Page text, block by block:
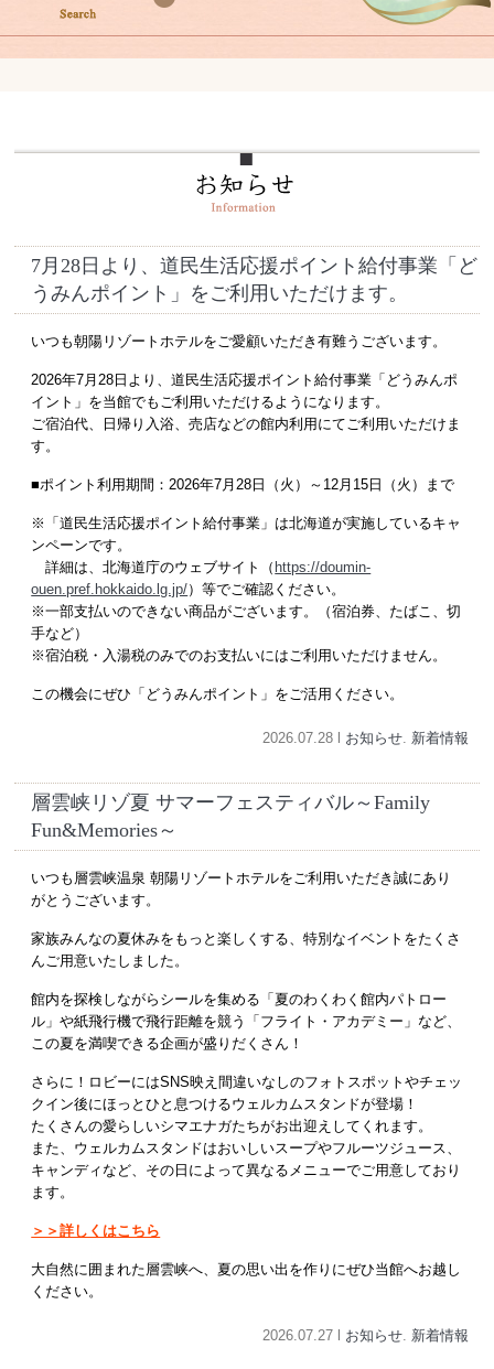
7月28日より、道民生活応援ポイント給付事業「ど
うみんポイント」をご利用いただけます。
いつも朝陽リゾートホテルをご愛顧いただき有難うございます。
2026年7月28日より、道民生活応援ポイント給付事業「どうみんポ
イント」を当館でもご利用いただけるようになります。
ご宿泊代、日帰り入浴、売店などの館内利用にてご利用いただけま
す。
■ポイント利用期間：2026年7月28日（火）～12月15日（火）まで
※「道民生活応援ポイント給付事業」は北海道が実施しているキャ
ンペーンです。
詳細は、北海道庁のウェブサイト（ https://doumin-
ouen.pref.hokkaido.lg.jp/）等でご確認ください。
※一部支払いのできない商品がございます。（宿泊券、たばこ、切
手など）
※宿泊税・入湯税のみでのお支払いにはご利用いただけません。
この機会にぜひ「どうみんポイント」をご活用ください。
2026.07.28 l お知らせ. 新着情報
層雲峡リゾ夏 サマーフェスティバル～Family
Fun&Memories～
いつも層雲峡温泉 朝陽リゾートホテルをご利用いただき誠にあり
がとうございます。
家族みんなの夏休みをもっと楽しくする、特別なイベントをたくさ
んご用意いたしました。
館内を探検しながらシールを集める「夏のわくわく館内パトロー
ル」や紙飛行機で飛行距離を競う「フライト・アカデミー」など、
この夏を満喫できる企画が盛りだくさん！
さらに！ロビーにはSNS映え間違いなしのフォトスポットやチェッ
クイン後にほっとひと息つけるウェルカムスタンドが登場！
たくさんの愛らしいシマエナガたちがお出迎えしてくれます。
また、ウェルカムスタンドはおいしいスープやフルーツジュース、
キャンディなど、その日によって異なるメニューでご用意しており
ます。
＞＞詳しくはこちら
大自然に囲まれた層雲峡へ、夏の思い出を作りにぜひ当館へお越し
ください。
2026.07.27 l お知らせ. 新着情報